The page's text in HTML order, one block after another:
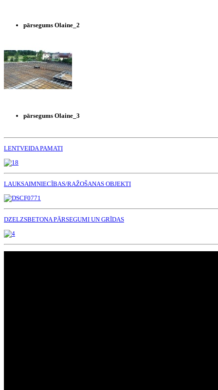
pārsegums Olaine_2
pārsegums Olaine_3
LENTVEIDA PAMATI
LAUKSAIMNIECĪBAS/RAŽOŠANAS OBJEKTI
DZELZSBETONA PĀRSEGUMI UN GRĪDAS